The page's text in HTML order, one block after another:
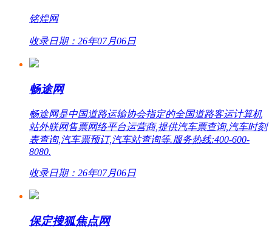
铭煌网
收录日期：26年07月06日
畅途网
畅途网是中国道路运输协会指定的全国道路客运计算机
站外联网售票网络平台运营商,提供汽车票查询,汽车时刻
表查询,汽车票预订,汽车站查询等.服务热线:400-600-
8080.
收录日期：26年07月06日
保定搜狐焦点网